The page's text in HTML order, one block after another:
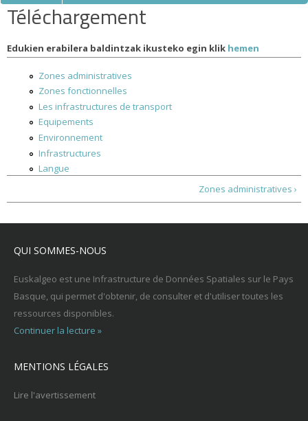
Téléchargement
Edukien erabilera baldintzak ikusteko egin klik hemen
Zones administratives
Zones fonctionnelles
Les infrastructures de transport
Equipements
Environnement
Infrastructures
Langue
Zones administratives ›
QUI SOMMES-NOUS
Euskalgeo est une Infrastructure de Données Spatiales sur le Pays
Basque, qui permet d'obtenir, de consulter et d'utiliser toutes les
ressources disponibles.
Continuer la lecture »
MENTIONS LÉGALES
Lire l'avertissement